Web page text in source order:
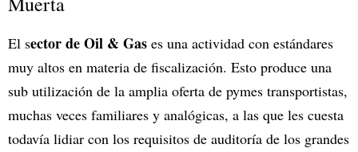
El sector de Oil & Gas es una actividad con estándares
muy altos en materia de fiscalización. Esto produce una
sub utilización de la amplia oferta de pymes transportistas,
muchas veces familiares y analógicas, a las que les cuesta
todavía lidiar con los requisitos de auditoría de los grandes